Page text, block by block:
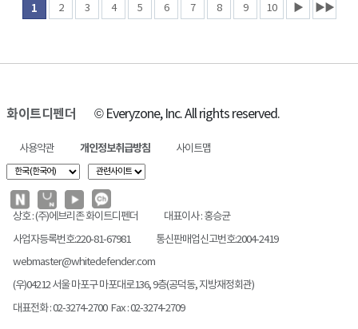
1 2 3 4 5 6 7 8 9 10 ▶ ▶▶
화이트디펜더 © Everyzone, Inc. All rights reserved.
사용약관 개인정보취급방침 사이트맵
상호 : (주)에브리존 화이트디펜더
대표이사 : 홍승균
사업자등록번호:220-81-67981
통신판매업신고번호:2004-2419
webmaster@whitedefender.com
(우)04212 서울 마포구 마포대로136, 9층(공덕동, 지방재정회관)
대표전화 : 02-3274-2700 Fax : 02-3274-2709